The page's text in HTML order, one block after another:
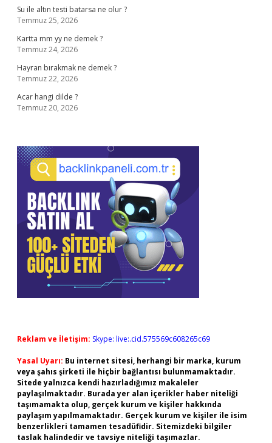
Su ile altın testi batarsa ne olur ?
Temmuz 25, 2026
Kartta mm yy ne demek ?
Temmuz 24, 2026
Hayran bırakmak ne demek ?
Temmuz 22, 2026
Acar hangi dilde ?
Temmuz 20, 2026
Reklam ve İletişim: Skype: live:.cid.575569c608265c69
Yasal Uyarı: Bu internet sitesi, herhangi bir marka, kurum
veya şahıs şirketi ile hiçbir bağlantısı bulunmamaktadır.
Sitede yalnızca kendi hazırladığımız makaleler
paylaşılmaktadır. Burada yer alan içerikler haber niteliği
taşımamakta olup, gerçek kurum ve kişiler hakkında
paylaşım yapılmamaktadır. Gerçek kurum ve kişiler ile isim
benzerlikleri tamamen tesadüfidir. Sitemizdeki bilgiler
taslak halindedir ve tavsiye niteliği taşımazlar.